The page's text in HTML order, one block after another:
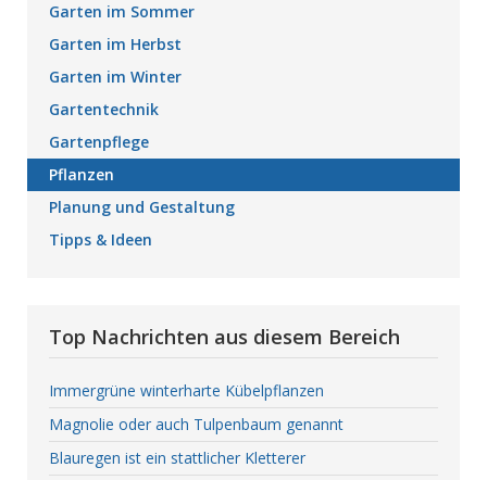
Garten im Sommer
Garten im Herbst
Garten im Winter
Gartentechnik
Gartenpflege
Pflanzen
Planung und Gestaltung
Tipps & Ideen
Top Nachrichten aus diesem Bereich
Immergrüne winterharte Kübelpflanzen
Magnolie oder auch Tulpenbaum genannt
Blauregen ist ein stattlicher Kletterer